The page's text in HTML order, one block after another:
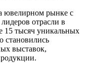
ювелирном рынке с
отрасли в
15 тысяч уникальных
становились
выставок,